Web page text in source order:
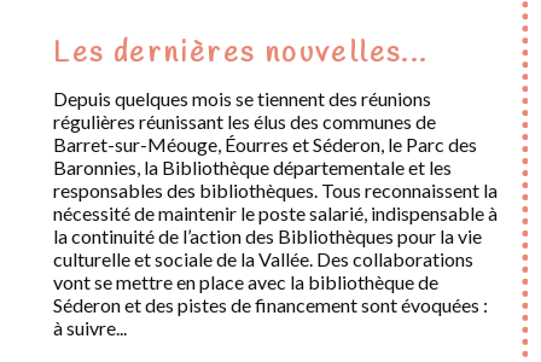
Les dernières nouvelles...
Depuis quelques mois se tiennent des réunions
régulières réunissant les élus des communes de
Barret-sur-Méouge, Éourres et Séderon, le Parc des
Baronnies, la Bibliothèque départementale et les
responsables des bibliothèques. Tous reconnaissent la
nécessité de maintenir le poste salarié, indispensable à
la continuité de l’action des Bibliothèques pour la vie
culturelle et sociale de la Vallée. Des collaborations
vont se mettre en place avec la bibliothèque de
Séderon et des pistes de financement sont évoquées :
à suivre...